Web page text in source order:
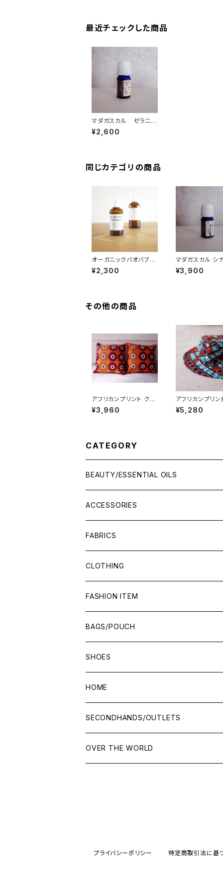
最近チェックした商品
マダガスカル ゼラニウ
ムブルボン精油 5ml オ
ーガニック
¥2,600
同じカテゴリの商品
オーガニックバオバブオ
イル（セネガル産) 50ml
¥2,300
マダガスカル シ
バーク精油
ガニック
¥3,900
その他の商品
アフリカンプリント クッ
ションカバー circles
¥3,960
アフリカンプリ
州織 サファリハ
¥5,280
CATEGORY
BEAUTY/ESSENTIAL OILS
ACCESSORIES
FABRICS
CLOTHING
FASHION ITEM
BAGS/POUCH
SHOES
HOME
SECONDHANDS/OUTLETS
OVER THE WORLD
プライバシーポリシー 特定商取引法に基